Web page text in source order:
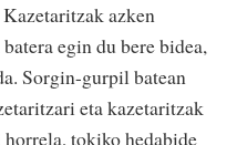
azken
egin du bere bidea,
Sorgin-gurpil batean
eta kazetaritzak
tokiko hedabide